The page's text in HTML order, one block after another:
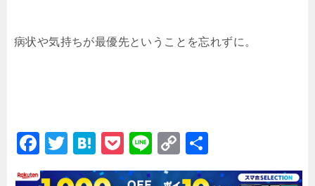
病状や気持ちが最優先ということを忘れずに。
F
a
T
wi
H
at
P
o
Li
n
C
o 有